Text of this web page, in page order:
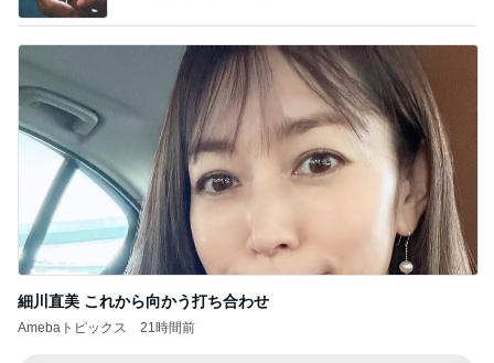
細川直美 これから向かう打ち合わせ
Amebaトピックス 21時間前